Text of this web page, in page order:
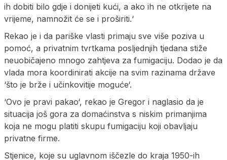
ih dobiti bilo gdje i donijeti kući, a ako ih ne otkrijete na
vrijeme, namnožit će se i proširiti.‘
Rekao je i da pariške vlasti primaju sve više poziva u
pomoć, a privatnim tvrtkama posljednjih tjedana stiže
neuobičajeno mnogo zahtjeva za fumigaciju. Dodao je da
vlada mora koordinirati akcije na svim razinama države
‘što je brže i učinkovitije moguće‘.
‘Ovo je pravi pakao‘, rekao je Gregor i naglasio da je
situacija još gora za domaćinstva s niskim primanjima
koja ne mogu platiti skupu fumigaciju koji obavljaju
privatne firme.
Stjenice, koje su uglavnom iščezle do kraja 1950-ih